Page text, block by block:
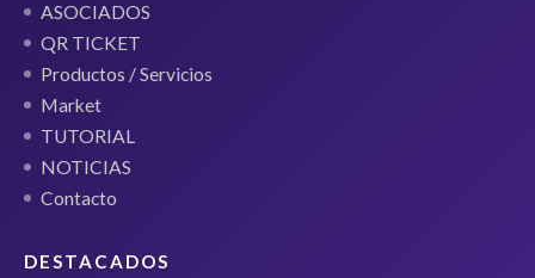
ASOCIADOS
QR TICKET
Productos / Servicios
Market
TUTORIAL
NOTICIAS
Contacto
DESTACADOS